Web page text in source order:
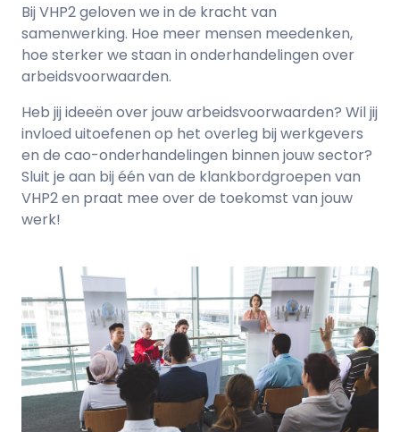
Bij VHP2 geloven we in de kracht van
samenwerking. Hoe meer mensen meedenken,
hoe sterker we staan in onderhandelingen over
arbeidsvoorwaarden.
Heb jij ideeën over jouw arbeidsvoorwaarden? Wil jij
invloed uitoefenen op het overleg bij werkgevers
en de cao-onderhandelingen binnen jouw sector?
Sluit je aan bij één van de klankbordgroepen van
VHP2 en praat mee over de toekomst van jouw
werk!